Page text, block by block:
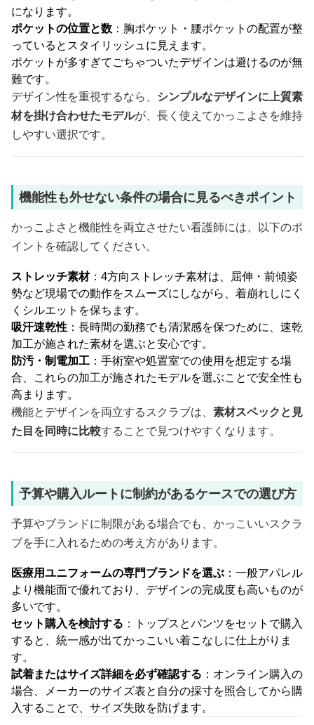
になります。
ポケットの位置と数 ：胸ポケット・腰ポケットの配置が整
っているとスタイリッシュに見えます。
ポケットが多すぎてごちゃついたデザインは避けるのが無
難です。
デザイン性を重視するなら、 シンプルなデザインに上質素
材を掛け合わせたモデルが、長く使えてかっこよさを維持
しやすい選択です。
機能性も外せない条件の場合に見るべきポイント
かっこよさと機能性を両立させたい看護師には、以下のポ
イントを確認してください。
ストレッチ素材：4方向ストレッチ素材は、屈伸・前傾姿
勢など現場での動作をスムーズにしながら、着崩れしにく
くシルエットを保ちます。
吸汗速乾性 ：長時間の勤務でも清潔感を保つために、速乾
加工が施された素材を選ぶと安心です。
防汚・制電加工 ：手術室や処置室での使用を想定する場
合、これらの加工が施されたモデルを選ぶことで安全性も
高まります。
機能とデザインを両立するスクラブは、 素材スペックと見
た目を同時に比較することで見つけやすくなります。
予算や購入ルートに制約があるケースでの選び方
予算やブランドに制限がある場合でも、かっこいいスクラ
ブを手に入れるための考え方があります。
医療用ユニフォームの専門ブランドを選ぶ ：一般アパレル
より機能面で優れており、デザインの完成度も高いものが
多いです。
セット購入を検討する ：トップスとパンツをセットで購入
すると、統一感が出てかっこいい着こなしに仕上がりま
す。
試着またはサイズ詳細を必ず確認する ：オンライン購入の
場合、メーカーのサイズ表と自分の採寸を照合してから購
入することで、サイズ失敗を防げます。